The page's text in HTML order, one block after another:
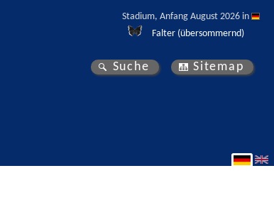
Stadium, Anfang August 2026 in
Falter (übersommernd)
Suche Sitemap